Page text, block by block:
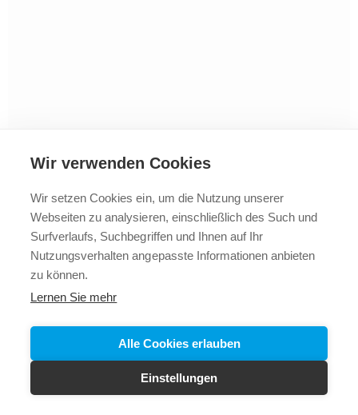
Wir verwenden Cookies
Wir setzen Cookies ein, um die Nutzung unserer
Webseiten zu analysieren, einschließlich des Such und
Surfverlaufs, Suchbegriffen und Ihnen auf Ihr
Nutzungsverhalten angepasste Informationen anbieten
zu können.
Lernen Sie mehr
Alle Cookies erlauben
Einstellungen
2025 © Vollbad Impressum Datenschutz
62288